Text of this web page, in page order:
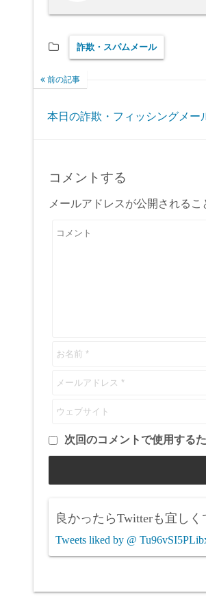
詐欺・スパムメール
前の記事
本日の詐欺・フィッシングメー
コメントする
メールアドレスが公開されるこ
次回のコメントで使用する
良かったらTwitterも宜しく
Tweets liked by @